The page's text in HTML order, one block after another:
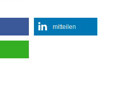
mitteilen